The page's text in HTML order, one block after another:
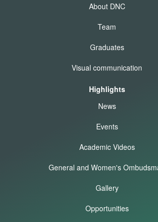
About DNC
Team
Graduates
Visual communication
Highlights
News
Events
Academic Videos
General and Women's
Gallery
Opportunities